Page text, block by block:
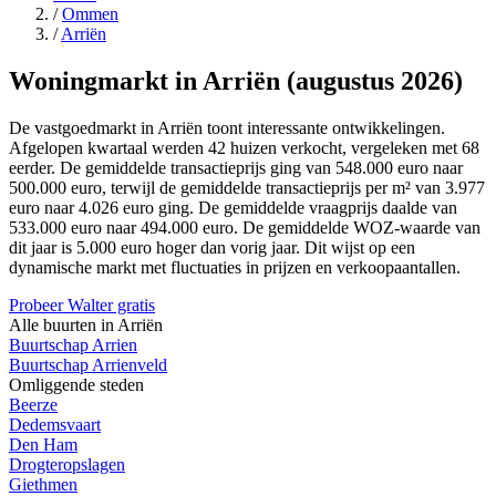
/Ommen
/Arriën
Woningmarkt in Arriën (augustus 2026)
De vastgoedmarkt in Arriën toont interessante ontwikkelingen.
Afgelopen kwartaal werden 42 huizen verkocht, vergeleken met 68
eerder. De gemiddelde transactieprijs ging van 548.000 euro naar
500.000 euro, terwijl de gemiddelde transactieprijs per m² van 3.977
euro naar 4.026 euro ging. De gemiddelde vraagprijs daalde van
533.000 euro naar 494.000 euro. De gemiddelde WOZ-waarde van
dit jaar is 5.000 euro hoger dan vorig jaar. Dit wijst op een
dynamische markt met fluctuaties in prijzen en verkoopaantallen.
Probeer Walter gratis
Alle buurten in Arriën
Buurtschap Arrien
Buurtschap Arrienveld
Omliggende steden
Beerze
Dedemsvaart
Den Ham
Drogteropslagen
Giethmen